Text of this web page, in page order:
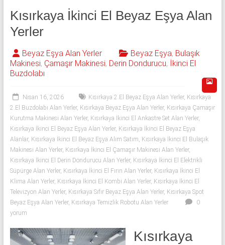
Kısırkaya İkinci El Beyaz Eşya Alan
Yerler
Beyaz Eşya Alan Yerler Beyaz Eşya, Bulaşık
Makinesi, Çamaşır Makinesi, Derin Dondurucu,
İkinci El
Buzdolabı
Nisan 16, 2026 Kısırkaya 2.El Beyaz Eşya Alan Yerler, Kısırkaya
2.El Buzdolabı Alan Yerler, Kısırkaya Beyaz Eşya Alan Yerler, Kısırkaya Çamaşır
Kurutma Makinesi Alan Yerler, Kısırkaya İkinci El Ankastre Set Alan Yerler,
Kısırkaya İkinci El Beyaz Eşya Alan Yerler, Kısırkaya İkinci El Beyaz Eşya
Alanlar, Kısırkaya İkinci El Beyaz Eşya Alım Satım, Kısırkaya İkinci El Bulaşık
Makinesi Alan Yerler, Kısırkaya İkinci El Çamaşır Makinesi Alan Yerler,
Kısırkaya İkinci El Derin Dondurucu Alan Yerler, Kısırkaya İkinci El Elektrikli
Süpürge Alan Yerler, Kısırkaya İkinci El Fırın Alan Yerler, Kısırkaya İkinci El
Klima Alan Yerler, Kısırkaya İkinci El Kombi Alan Yerler, Kısırkaya İkinci El
Televizyon Alan Yerler, Kısırkaya Sıfır Beyaz Eşya Alan Yerler, Kısırkaya Spot
Beyaz Eşya Alan Yerler, Kısırkaya Temizlik Robotu Alan Yerler
0
yorum
Kısırkaya